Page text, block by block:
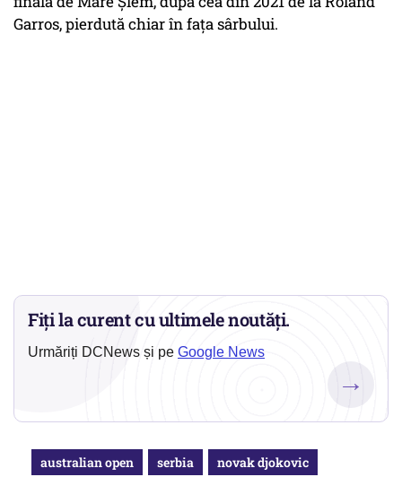
Garros, pierdută chiar în faţa sârbului.
Fiți la curent cu ultimele noutăți.
Urmăriți DCNews și pe Google News
→
australian open serbia novak djokovic